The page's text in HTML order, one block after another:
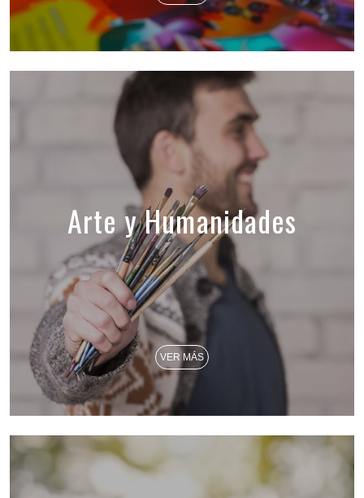
Arte y Humanidades
VER MÁS